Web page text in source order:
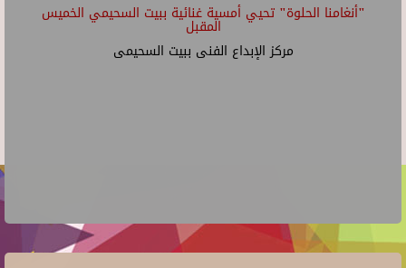
"أنغامنا الحلوة" تحيي أمسية غنائية ببيت السحيمي الخميس
المقبل
مركز الإبداع الفنى ببيت السحيمى